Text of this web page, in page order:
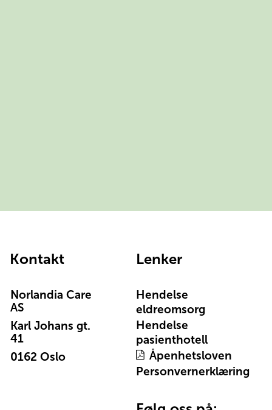
Kontakt
Norlandia Care
AS
Karl Johans gt.
41
0162 Oslo
Lenker
Hendelse
eldreomsorg
Hendelse
pasienthotell
Åpenhetsloven
Personvernerklæring